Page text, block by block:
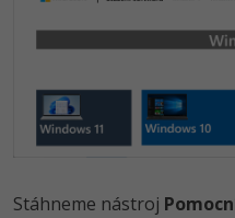
Stáhneme nástroj